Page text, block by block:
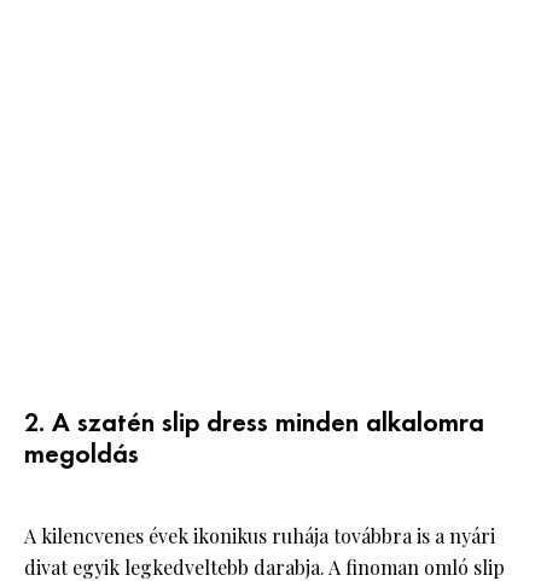
2. A szatén slip dress minden alkalomra
megoldás
A kilencvenes évek ikonikus ruhája továbbra is a nyári
divat egyik legkedveltebb darabja. A finoman omló slip